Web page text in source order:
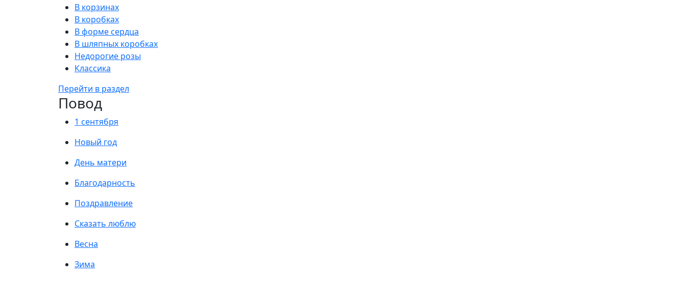
В корзинах
В коробках
В форме сердца
В шляпных коробках
Недорогие розы
Классика
Перейти в раздел
Повод
1 сентября
Новый год
День матери
Благодарность
Поздравление
Сказать люблю
Весна
Зима